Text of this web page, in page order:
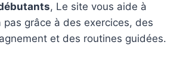
, Le site vous aide à
pas grâce à des exercices, des
et des routines guidées.